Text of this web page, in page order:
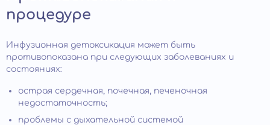
процедуре
Инфузионная детоксикация может быть
противопоказана при следующих заболеваниях и
состояниях:
острая сердечная, почечная, печеночная
недостаточность;
проблемы с дыхательной системой